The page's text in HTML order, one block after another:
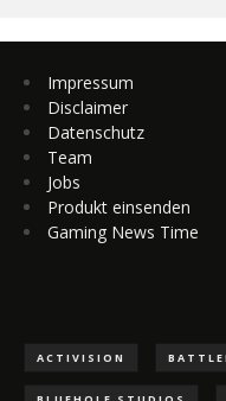
Impressum
Disclaimer
Datenschutz
Team
Jobs
Produkt einsenden
Gaming News Time
ACTIVISION